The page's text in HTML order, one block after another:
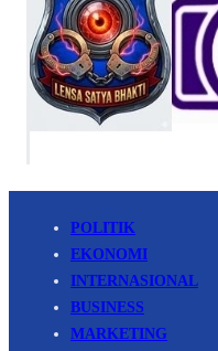
POLITIK
EKONOMI
INTERNASIONAL
BUSINESS
MARKETING